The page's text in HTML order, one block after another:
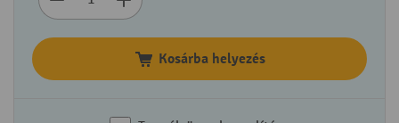
Kosárba helyezés